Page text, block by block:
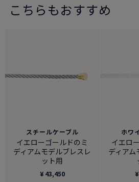
こちらもおすすめ
スチールケーブル
イエローゴールドのミ
ディアムモデルブレスレ
ット用
¥ 43,450
ホワ
イエロ
ディアム